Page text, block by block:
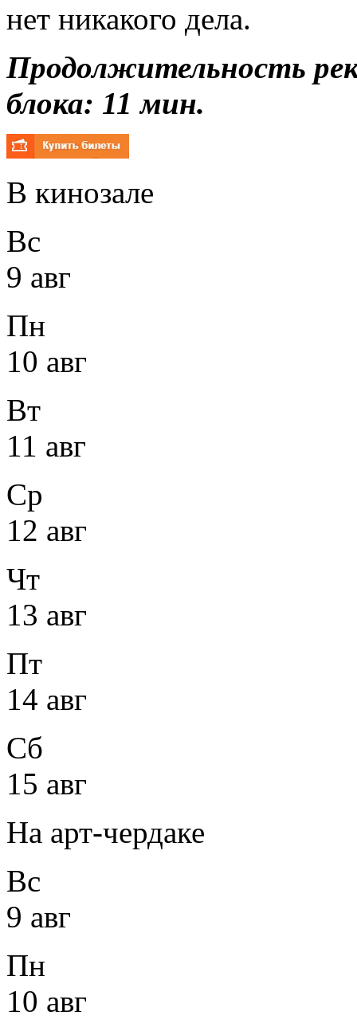
нет никакого дела.
Продолжительность
блока: 11 мин.
В кинозале
Вс
9 авг
Пн
10 авг
Вт
11 авг
Ср
12 авг
Чт
13 авг
Пт
14 авг
Сб
15 авг
На арт-чердаке
Вс
9 авг
Пн
10 авг